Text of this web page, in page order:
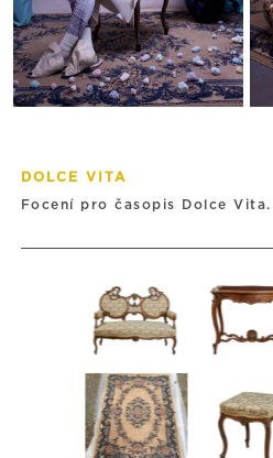
DOLCE VITA
Focení pro časopis Dolce Vita.